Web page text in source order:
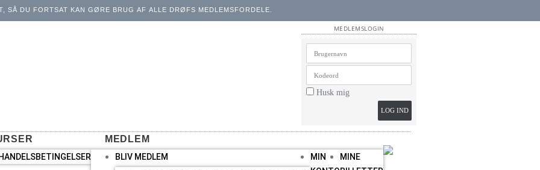
SÅ DU FORTSAT KAN GØRE BRUG AF ALLE DRØFS MEDLEMSFORDELE.​
MEDLEMSLOGIN
Husk mig
LOG IND
HANDELSBETINGELSER
MEDLEM
BLIV MEDLEM
MIN
MINE